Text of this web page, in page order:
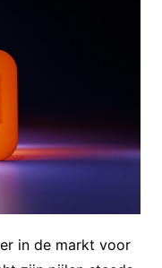
in de markt voor